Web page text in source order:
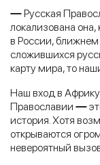
—Русская
локализована
в России,
сложившихся
карту мира, то
Наш вход в Африку
Православии —
история. Хотя
открываются
невероятный